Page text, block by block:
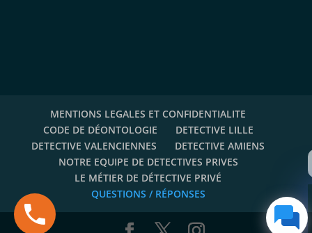
MENTIONS LEGALES ET CONFIDENTIALITE
CODE DE DÉONTOLOGIE
DETECTIVE LILLE
DETECTIVE VALENCIENNES
DETECTIVE AMIENS
NOTRE EQUIPE DE DETECTIVES PRIVES
LE MÉTIER DE DÉTECTIVE PRIVÉ
QUESTIONS / RÉPONSES